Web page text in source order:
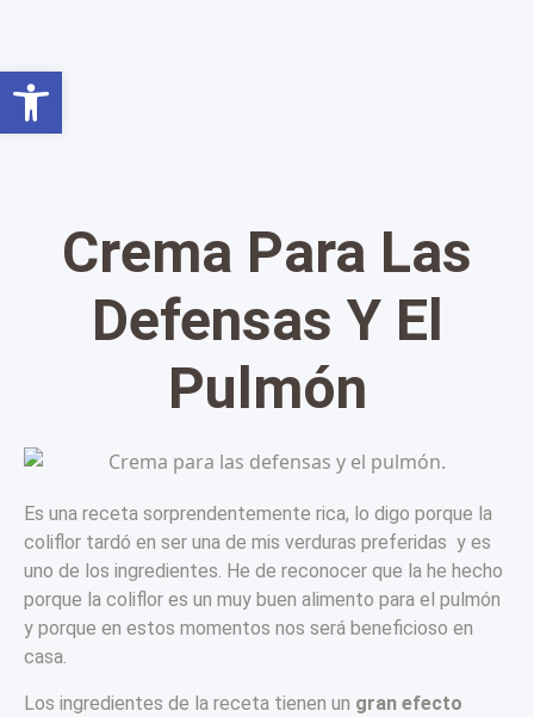
Crema Para Las
Defensas Y El
Pulmón
Es una receta sorprendentemente rica, lo digo porque la
coliflor tardó en ser una de mis verduras preferidas y es
uno de los ingredientes. He de reconocer que la he hecho
porque la coliflor es un muy buen alimento para el pulmón
y porque en estos momentos nos será beneficioso en
casa.
Los ingredientes de la receta tienen un gran efecto
Abrir barra de herramientas